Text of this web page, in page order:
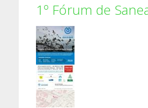
1º Fórum de